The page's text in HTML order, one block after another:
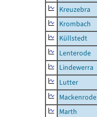
Kreuzebra
Krombach
Küllstedt
Lenterode
Lindewerra
Lutter
Mackenrode
Marth